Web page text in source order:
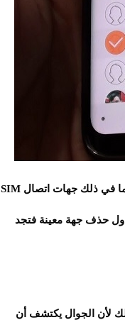
من المحتمل أن يكون لديك أنواع مختلفة من جهات الاتصال على هاتفك المحمول، بما في ذلك جهات اتصال SIM
حذف جهة معينة فتجد
لأن الجوال يكتشف أن